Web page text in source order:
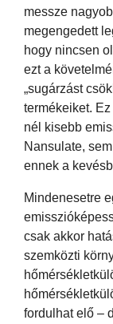
messze
megengedett
hogy nincsen
ezt a
„sugárzást
termékeiket.
nél kisebb
Nansulate,
ennek a
Mindenesetre
csak akkor
szemközti
fordulhat elő –